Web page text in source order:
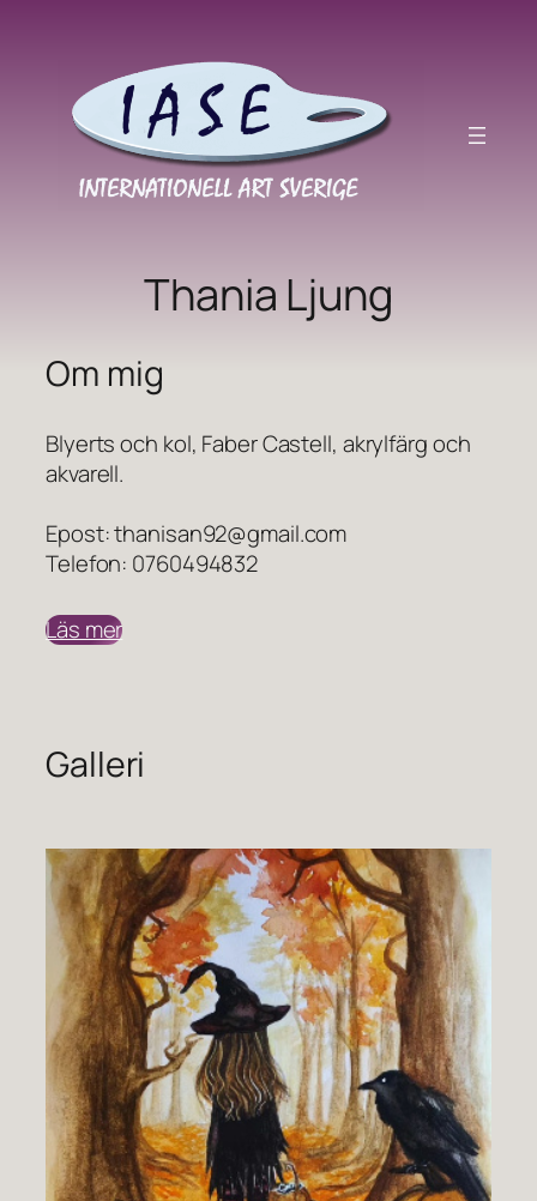
innehåll
Thania Ljung
Om mig
Blyerts och kol, Faber Castell, akrylfärg och
akvarell.
Epost: thanisan92@gmail.com
Telefon: 0760494832
Läs mer
Galleri